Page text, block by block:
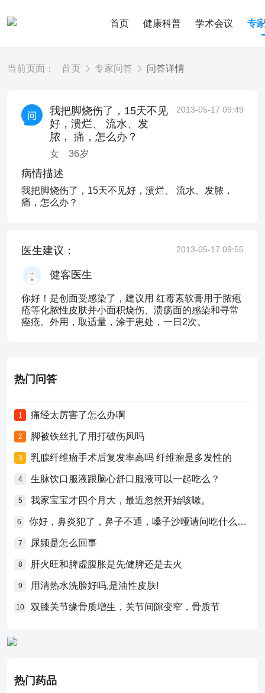
首页 健康科普 学术会议 专
当前页面： 首页 专家问答 问答详情
我把脚烧伤了，15天不见
好，溃烂、 流水、发
脓， 痛，怎么办？
女 36岁
2013-05-17 09:49
病情描述
我把脚烧伤了，15天不见好，溃烂、 流水、发脓，
痛，怎么办？
医生建议： 2013-05-17 09:55
健客医生
你好！是创面受感染了，建议用 红霉素软膏用于脓疱
疮等化脓性皮肤并小面积烧伤、溃疡面的感染和寻常
痤疮。外用，取适量，涂于患处，一日2次。
热门问答
1 痛经太厉害了怎么办啊
2 脚被铁丝扎了用打破伤风吗
3 乳腺纤维瘤手术后复发率高吗 纤维瘤是多发性的
4 生脉饮口服液跟脑心舒口服液可以一起吃么？
5 我家宝宝才四个月大，最近忽然开始咳嗽。
6 你好，鼻炎犯了，鼻子不通，嗓子沙哑请问吃什么药比较好？
7 尿频是怎么回事
8 肝火旺和脾虚腹胀是先健脾还是去火
9 用清热水洗脸好吗,是油性皮肤!
10 双膝关节缘骨质增生，关节间隙变窄，骨质节
热门药品